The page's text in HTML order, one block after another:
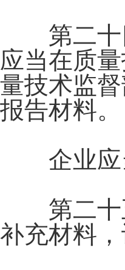
第二十四
应当在质
量技术监
报告材料。
企业应当
第二十五
补充材料